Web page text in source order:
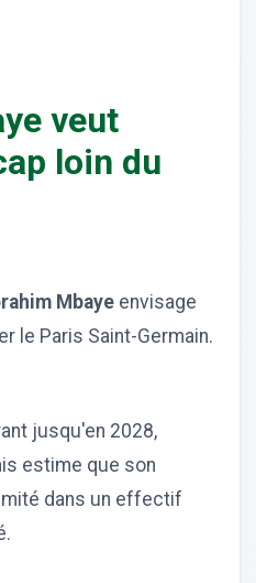
veut
loin du
Mbaye envisage
le Paris Saint-Germain.
jusqu'en 2028,
estime que son
dans un effectif